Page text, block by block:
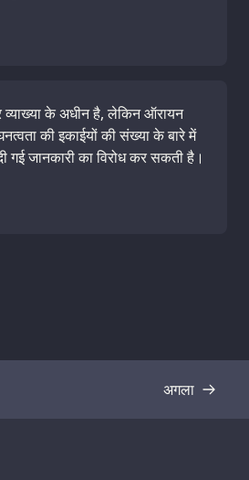
व्याख्या के अधीन है, लेकिन ऑरायन
की इकाईयों की संख्या के बारे में
गई जानकारी का विरोध कर सकती है।
अगला
प्रतिलिपि